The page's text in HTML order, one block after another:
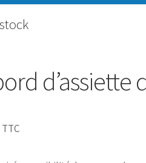
d’assiette
TTC